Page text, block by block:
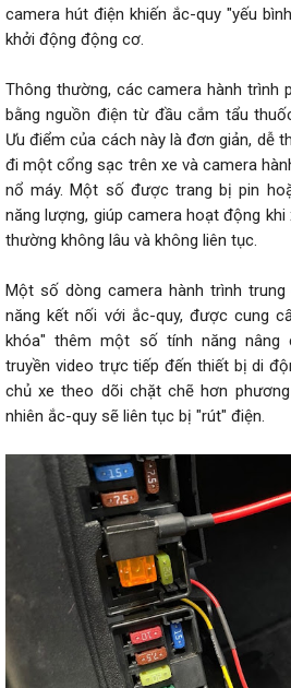
camera hút điện khiến ắc-quy "yếu
khởi động động cơ.
Thông thường, các camera hành trình
bằng nguồn điện từ đầu cắm tẩu
Ưu điểm của cách này là đơn giản, dễ
đi một cổng sạc trên xe và camera
nổ máy. Một số được trang bị pin
năng lượng, giúp camera hoạt động
thường không lâu và không liên tục.
Một số dòng camera hành trình
năng kết nối với ắc-quy, được cung
khóa" thêm một số tính năng nâng
truyền video trực tiếp đến thiết bị di
chủ xe theo dõi chặt chẽ hơn
nhiên ắc-quy sẽ liên tục bị "rút" điện.